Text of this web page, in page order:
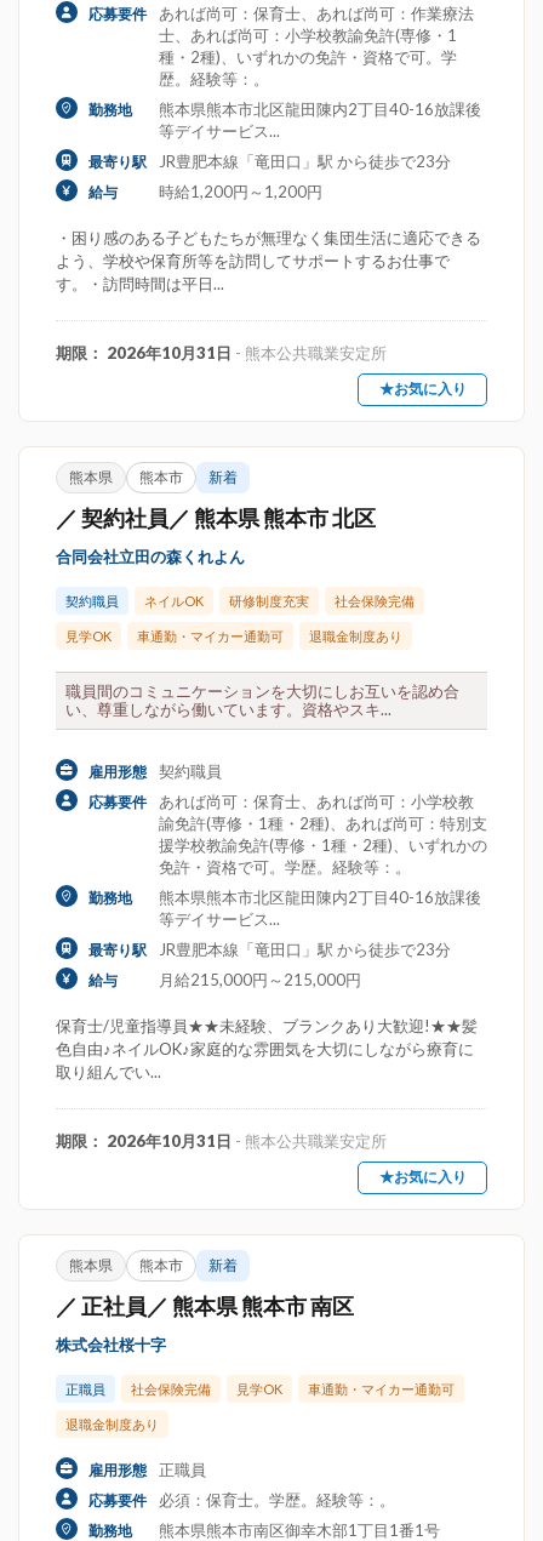
応募要件
あれば尚可：保育士、あれば尚可：作業療法
士、あれば尚可：小学校教諭免許(専修・1
種・2種)、いずれかの免許・資格で可。学
歴。経験等：。
勤務地
熊本県熊本市北区龍田陳内2丁目40-16放課後
等デイサービス...
最寄り駅 JR豊肥本線「竜田口」駅 から徒歩で23分
給与 時給1,200円～1,200円
・困り感のある子どもたちが無理なく集団生活に適応できる
よう、学校や保育所等を訪問してサポートするお仕事で
す。・訪問時間は平日...
期限： 2026年10月31日 - 熊本公共職業安定所
★お気に入り
熊本県 熊本市 新着
／ 契約社員／ 熊本県 熊本市 北区
合同会社立田の森くれよん
契約職員 ネイルOK 研修制度充実 社会保険完備
見学OK 車通勤・マイカー通勤可 退職金制度あり
職員間のコミュニケーションを大切にしお互いを認め合
い、尊重しながら働いています。資格やスキ...
雇用形態 契約職員
応募要件
あれば尚可：保育士、あれば尚可：小学校教
諭免許(専修・1種・2種)、あれば尚可：特別支
援学校教諭免許(専修・1種・2種)、いずれかの
免許・資格で可。学歴。経験等：。
勤務地
熊本県熊本市北区龍田陳内2丁目40-16放課後
等デイサービス...
最寄り駅 JR豊肥本線「竜田口」駅 から徒歩で23分
給与 月給215,000円～215,000円
保育士/児童指導員★★未経験、ブランクあり大歓迎!★★髪
色自由♪ネイルOK♪家庭的な雰囲気を大切にしながら療育に
取り組んでい...
期限： 2026年10月31日 - 熊本公共職業安定所
★お気に入り
熊本県 熊本市 新着
／ 正社員／ 熊本県 熊本市 南区
株式会社桜十字
正職員 社会保険完備 見学OK 車通勤・マイカー通勤可
退職金制度あり
雇用形態 正職員
応募要件 必須：保育士。学歴。経験等：。
勤務地 熊本県熊本市南区御幸木部1丁目1番1号